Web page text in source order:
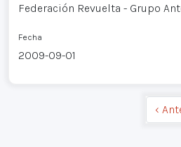
Federación Revuelta - Grupo
Fecha
2009-09-01
‹